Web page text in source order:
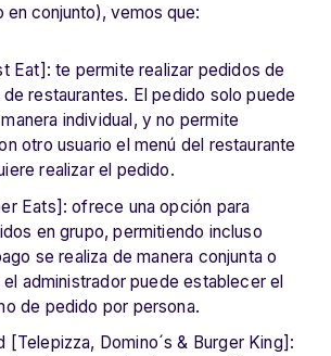
en conjunto), vemos que:
Eat]: te permite realizar pedidos de
restaurantes. El pedido solo puede
individual, y no permite
otro usuario el menú del restaurante
realizar el pedido.
Eats]: ofrece una opción para
en grupo, permitiendo incluso
se realiza de manera conjunta o
el administrador puede establecer el
de pedido por persona.
[Telepizza, Domino´s & Burger King]: